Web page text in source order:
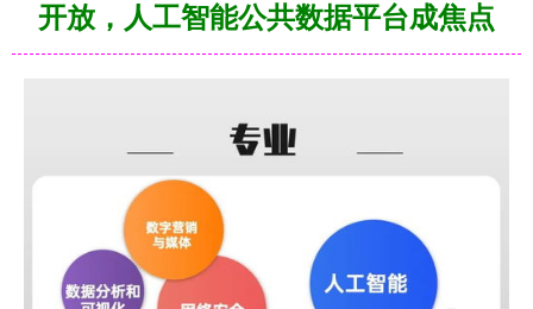
开放，人工智能公共数据平台成焦点